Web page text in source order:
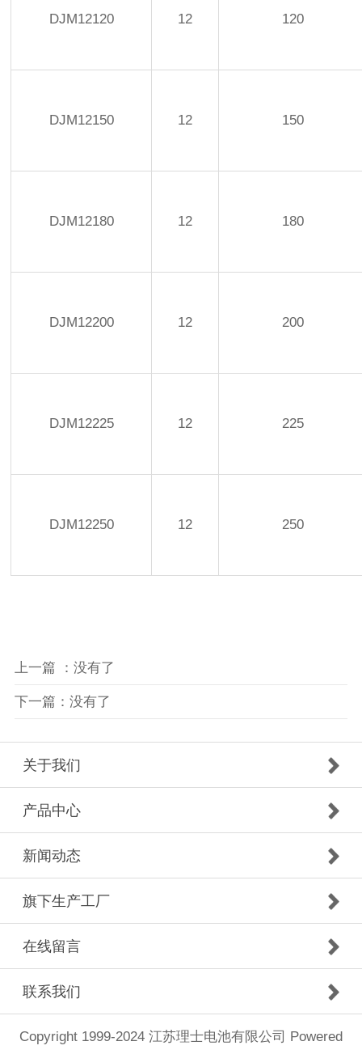
DJM12120 12 120
DJM12150 12 150
DJM12180 12 180
DJM12200 12 200
DJM12225 12 225
DJM12250 12 250
上一篇 ：没有了
下一篇：没有了
关于我们
产品中心
新闻动态
旗下生产工厂
在线留言
联系我们
Copyright 1999-2024 江苏理士电池有限公司
Powered